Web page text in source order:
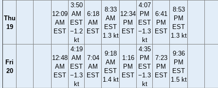
Thu
19
12:09
AM
EST
3:50
AM
EST
−1.2
kt
6:18
AM
EST
8:33
AM
EST
1.3 kt
12:34
PM
EST
4:07
PM
EST
−1.3
kt
6:41
PM
EST
8:53
PM
EST
1.3 kt
Fri
20
12:48
AM
EST
4:19
AM
EST
−1.3
kt
7:04
AM
EST
9:18
AM
EST
1.4 kt
1:16
PM
EST
4:35
PM
EST
−1.3
kt
7:23
PM
EST
9:36
PM
EST
1.5 kt